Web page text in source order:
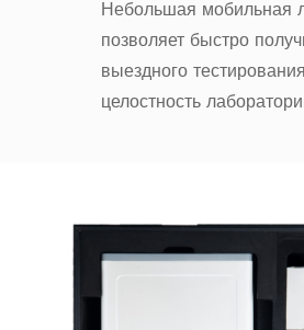
Небольшая мобильная
позволяет быстро
выездного
целостность